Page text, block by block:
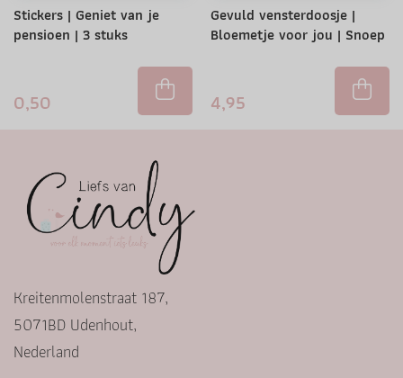
Stickers | Geniet van je
pensioen | 3 stuks
0,50
Gevuld vensterdoosje |
Bloemetje voor jou | Snoep
4,95
Kreitenmolenstraat 187,
5071BD Udenhout,
Nederland